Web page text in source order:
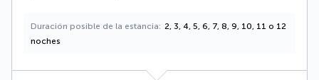
Duración posible de la estancia
2, 3, 4, 5, 6, 7, 8, 9, 10, 11 o 12
noches